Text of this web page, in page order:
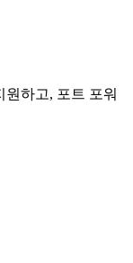
하고, 포트 포워